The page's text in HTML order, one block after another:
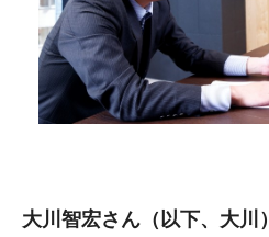
大川智宏さん（以下、大川）